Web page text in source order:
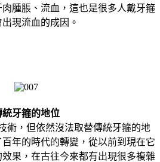
腫脹、流血，這也是很多人戴牙箍
現流血的成因。
統牙箍的地位
術，但依然沒法取替傳統牙箍的地
年的時代的轉變，從以前到現在它
果，在古往今來都有出現很多複雜